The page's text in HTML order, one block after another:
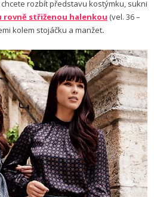
chcete rozbít představu kostýmku, sukni
rovně střiženou halenkou (vel. 36 –
kolem stojáčku a manžet.